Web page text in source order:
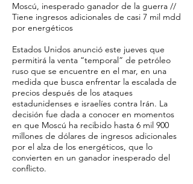
Moscú, inesperado ganador de la guerra //
Tiene ingresos adicionales de casi 7 mil mdd
por energéticos
Estados Unidos anunció este jueves que
permitirá la venta “temporal” de petróleo
ruso que se encuentre en el mar, en una
medida que busca enfrentar la escalada de
precios después de los ataques
estadunidenses e israelíes contra Irán. La
decisión fue dada a conocer en momentos
en que Moscú ha recibido hasta 6 mil 900
millones de dólares de ingresos adicionales
por el alza de los energéticos, que lo
convierten en un ganador inesperado del
conflicto.